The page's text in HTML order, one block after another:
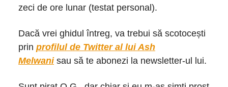
zeci de ore lunar (testat personal).
Dacă vrei ghidul întreg, va trebui să scotocești
prin profilul de Twitter al lui Ash
Melwani sau să te abonezi la newsletter-ul lui.